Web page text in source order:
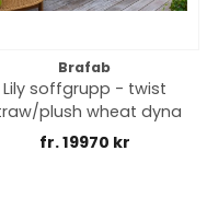
Brafab
Lily soffgrupp - twist
plush wheat dyna
fr. 19970 kr